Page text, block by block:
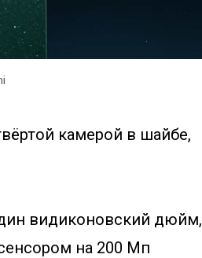
камерой в шайбе,
видиконовский дюйм,
на 200 Мп